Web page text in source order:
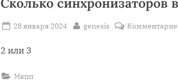
Posted
28 января 2024 By
genesis
2 или 3
Мкпп